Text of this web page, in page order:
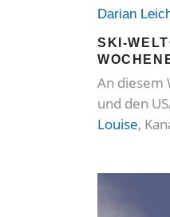
Darian
SKI-
An diesem
und den
Louise,